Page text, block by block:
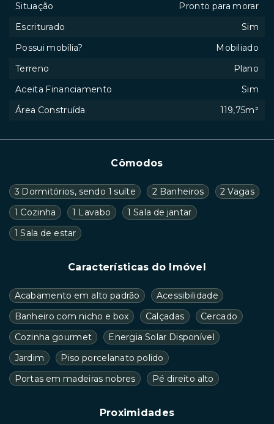
Cômodos
3 Dormitórios, sendo 1 suíte 2 Banheiros
2 Vagas
1 Cozinha
1 Lavabo
1 Sala de jantar
1 Sala de estar
Características do Imóvel
Acabamento em alto padrão
Acessibilidade
Banheiro com nicho e box
Calçadas
Cercado
Cozinha gourmet
Energia Solar Disponível
Jardim
Piso porcelanato polido
Portas em madeiras nobres
Pé direito alto
Proximidades
Situação
Pronto para morar
Escriturado
Sim
Possui mobília?
Mobiliado
Terreno
Plano
Aceita Financiamento
Sim
Área Construída
119,75m²